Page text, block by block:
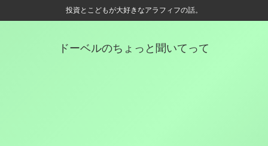
投資とこどもが大好きなアラフィフの話。
ドーベルのちょっと聞いてって